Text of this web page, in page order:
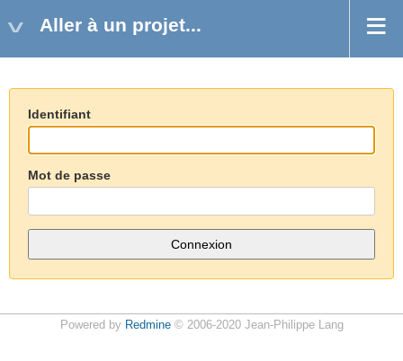
Aller à un projet...
Identifiant
Mot de passe
Powered by Redmine© 2006-2020 Jean-Philippe Lang